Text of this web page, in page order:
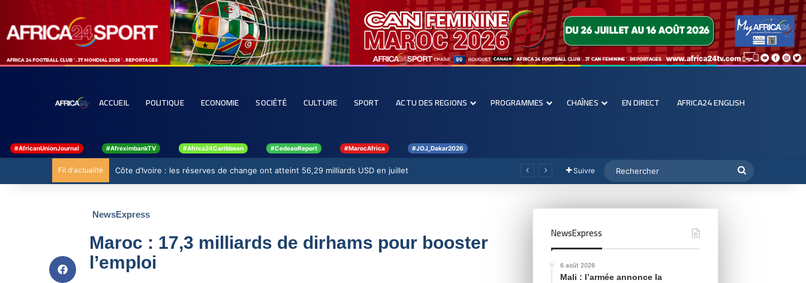
ACCUEIL POLITIQUE ECONOMIE SOCIÉTÉ CULTURE SPORT ACTU DES REGIONS PROGRAMMES CHAÎNES EN DIRECT AFRICA24 ENGLISH
#AfricanUnionJournal #AfreximbankTV #Africa24Caribbean #CedeaoReport #MarocAfrica #JOJ_Dakar2026
Fil d'actualité Côte d’Ivoire : les réserves de change ont atteint 56,29 milliards USD en juillet Suivre
NewsExpress
Maroc : 17,3 milliards de dirhams pour booster
l’emploi
NewsExpress
6 août 2026
Mali : l’armée annonce la